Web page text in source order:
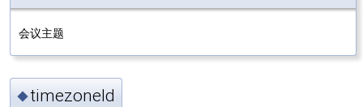
会议主题
◆timezoneId